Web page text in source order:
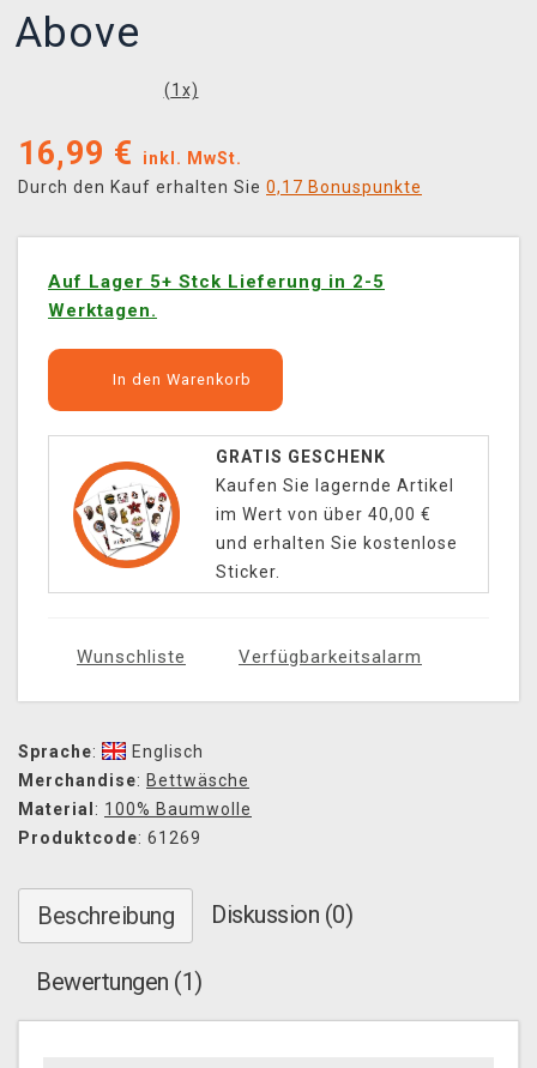
Above
(1 x)
16,99 €
inkl. MwSt.
Durch den Kauf erhalten Sie 0,17 Bonuspunkte
Auf Lager 5+ Stck Lieferung in 2-5
Werktagen.
In den Warenkorb
GRATIS GESCHENK
Kaufen Sie lagernde Artikel
im Wert von über 40,00 €
und erhalten Sie kostenlose
Sticker.
Wunschliste Verfügbarkeitsalarm
Sprache:
Englisch
Merchandise: Bettwäsche
Material : 100% Baumwolle
Produktcode: 61269
Beschreibung Diskussion (0)
Bewertungen (1)